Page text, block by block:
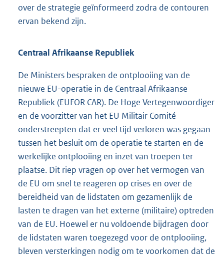
over de strategie geïnformeerd zodra de contouren
ervan bekend zijn.
Centraal Afrikaanse Republiek
De Ministers bespraken de ontplooiing van de
nieuwe EU-operatie in de Centraal Afrikaanse
Republiek (EUFOR CAR). De Hoge Vertegenwoordiger
en de voorzitter van het EU Militair Comité
onderstreepten dat er veel tijd verloren was gegaan
tussen het besluit om de operatie te starten en de
werkelijke ontplooiing en inzet van troepen ter
plaatse. Dit riep vragen op over het vermogen van
de EU om snel te reageren op crises en over de
bereidheid van de lidstaten om gezamenlijk de
lasten te dragen van het externe (militaire) optreden
van de EU. Hoewel er nu voldoende bijdragen door
de lidstaten waren toegezegd voor de ontplooiing,
bleven versterkingen nodig om te voorkomen dat de